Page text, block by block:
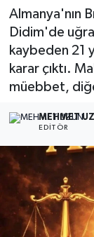
Almanya'nın
Didim'de
kaybeden 21
karar çıktı.
müebbet,
MEHMET
EDITÖR
Haber